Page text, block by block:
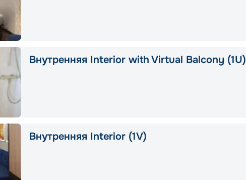
Внутренняя Interior with Virtual Balcony (1U)
Внутренняя Interior (1V)